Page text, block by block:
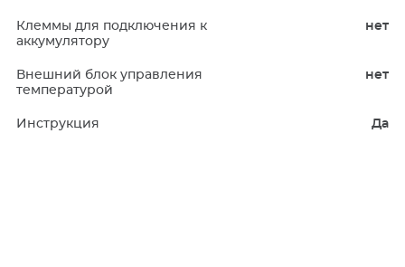
Клеммы для подключения к
аккумулятору
нет
Внешний блок управления
температурой
нет
Инструкция Да